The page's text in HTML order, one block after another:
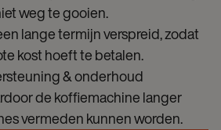
weg te gooien.
lange termijn verspreid, zodat
kost hoeft te betalen.
& onderhoud
de koffiemachine langer
vermeden kunnen worden.